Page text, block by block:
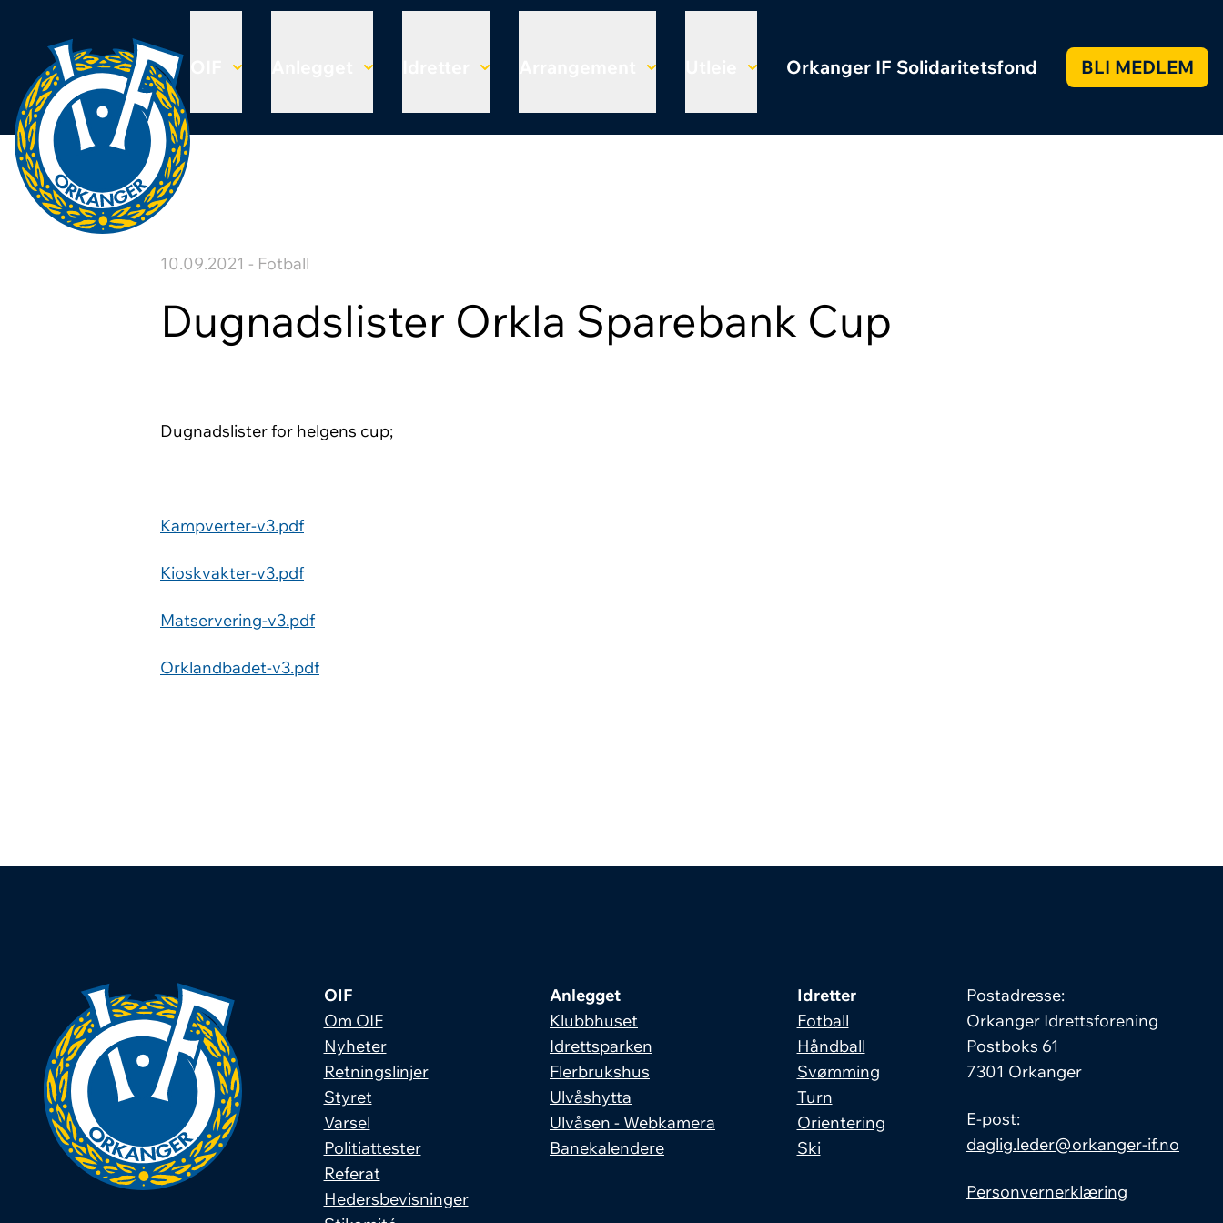
Orkanger IF Solidaritetsfond BLI MEDLEM
10.09.2021 - Fotball
Dugnadslister Orkla Sparebank Cup
Dugnadslister for helgens cup;
Kampverter-v3.pdf
Kioskvakter-v3.pdf
Matservering-v3.pdf
Orklandbadet-v3.pdf
OIF
Om OIF
Nyheter
Retningslinjer
Styret
Varsel
Politiattester
Referat
Hedersbevisninger
Anlegget
Klubbhuset
Idrettsparken
Flerbrukshus
Ulvåshytta
Ulvåsen - Webkamera
Banekalendere
Idretter
Fotball
Håndball
Svømming
Turn
Orientering
Ski
Postadresse:
Orkanger Idrettsforening
Postboks 61
7301 Orkanger
E-post:
daglig.leder@orkanger-if.no
Personvernerklæring